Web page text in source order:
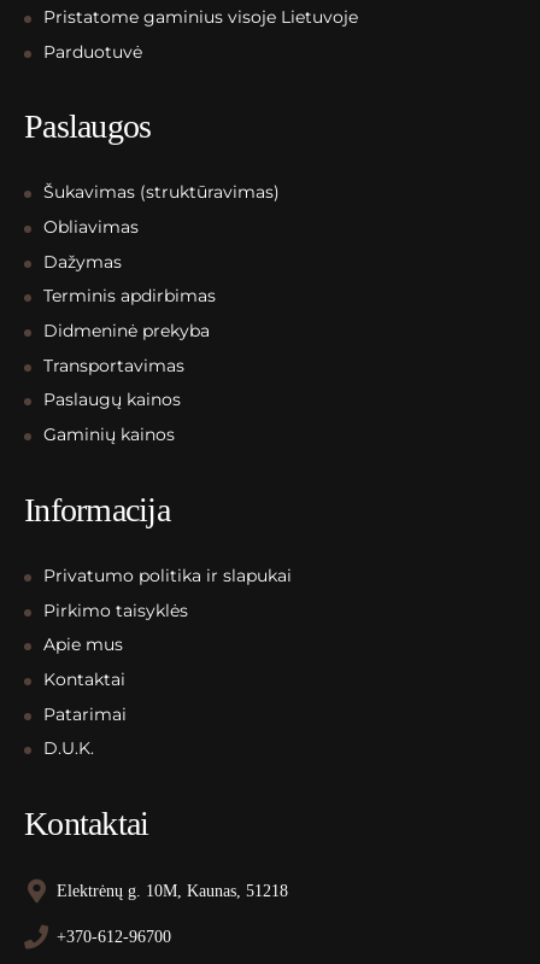
Pristatome gaminius visoje Lietuvoje
Parduotuvė
Paslaugos
Šukavimas (struktūravimas)
Obliavimas
Dažymas
Terminis apdirbimas
Didmeninė prekyba
Transportavimas
Paslaugų kainos
Gaminių kainos
Informacija
Privatumo politika ir slapukai
Pirkimo taisyklės
Apie mus
Kontaktai
Patarimai
D.U.K.
Kontaktai
Elektrėnų g. 10M, Kaunas, 51218
+370-612-96700